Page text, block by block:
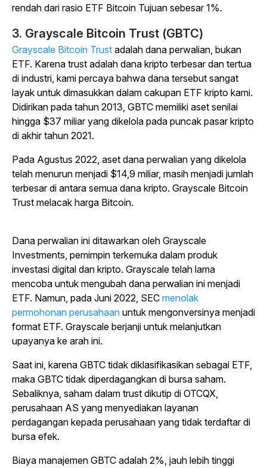
rendah dari rasio ETF Bitcoin Tujuan sebesar 1%.
3. Grayscale Bitcoin Trust (GBTC)
Grayscale Bitcoin Trust adalah dana perwalian, bukan
ETF. Karena trust adalah dana kripto terbesar dan tertua
di industri, kami percaya bahwa dana tersebut sangat
layak untuk dimasukkan dalam cakupan ETF kripto kami.
Didirikan pada tahun 2013, GBTC memiliki aset senilai
hingga $37 miliar yang dikelola pada puncak pasar kripto
di akhir tahun 2021.
Pada Agustus 2022, aset dana perwalian yang dikelola
telah menurun menjadi $14,9 miliar, masih menjadi jumlah
terbesar di antara semua dana kripto. Grayscale Bitcoin
Trust melacak harga Bitcoin.
Dana perwalian ini ditawarkan oleh Grayscale
Investments, pemimpin terkemuka dalam produk
investasi digital dan kripto. Grayscale telah lama
mencoba untuk mengubah dana perwalian ini menjadi
ETF. Namun, pada Juni 2022, SEC menolak
permohonan perusahaan untuk mengonversinya menjadi
format ETF. Grayscale berjanji untuk melanjutkan
upayanya ke arah ini.
Saat ini, karena GBTC tidak diklasifikasikan sebagai ETF,
maka GBTC tidak diperdagangkan di bursa saham.
Sebaliknya, saham dalam trust dikutip di OTCQX,
perusahaan AS yang menyediakan layanan
perdagangan kepada perusahaan yang tidak terdaftar di
bursa efek.
Biaya manajemen GBTC adalah 2%, jauh lebih tinggi